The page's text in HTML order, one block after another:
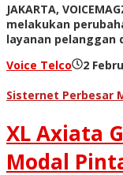
JAKARTA,
melakukan
layanan pelanggan
Voice Telco
2
Sisternet Perbesar
XL Axiata
Modal